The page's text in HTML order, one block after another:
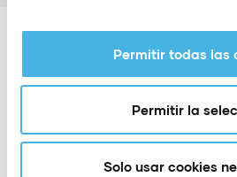
Permitir todas las
Permitir la
Solo usar cookies
Noticias
1 julio 2026